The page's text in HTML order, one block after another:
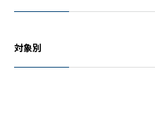
対象別